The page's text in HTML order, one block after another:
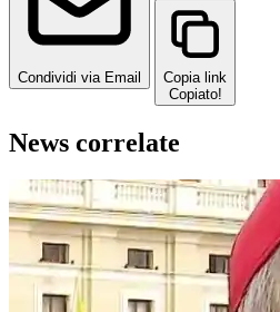
Condividi via Email
Copia link
Copiato!
News correlate